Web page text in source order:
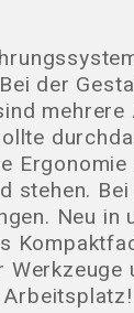
der
mehrere
stehen. Bei
Neu in